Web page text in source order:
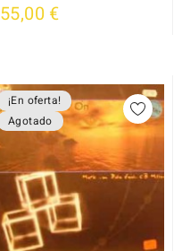
55,00 €
¡En oferta!
Agotado